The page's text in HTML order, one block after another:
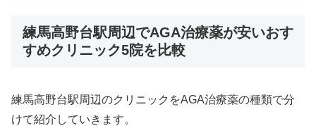
練馬高野台駅周辺でAGA治療薬が安いおす
すめクリニック5院を比較
練馬高野台駅周辺のクリニックをAGA治療薬の種類で分
けて紹介していきます。